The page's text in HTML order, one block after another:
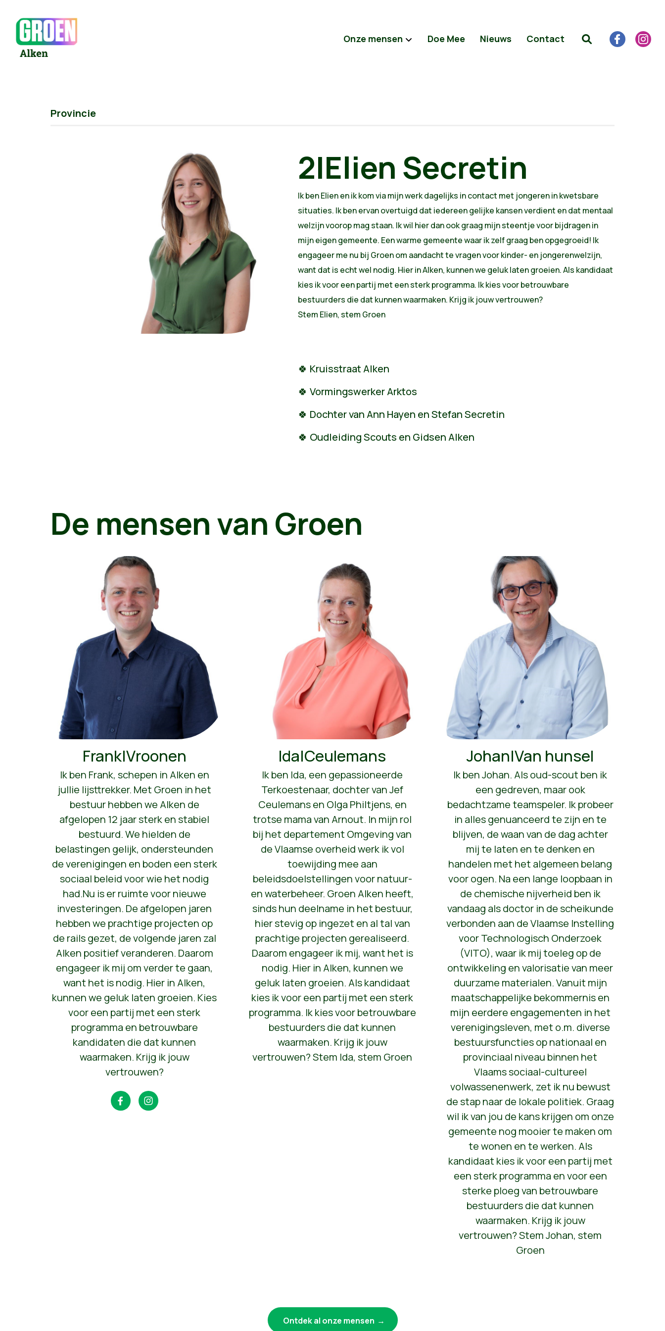
Onze mensen Doe Mee Nieuws Contact
Provincie
2|Elien Secretin
Ik ben Elien en ik kom via mijn werk dagelijks in contact met jongeren in kwetsbare
situaties. Ik ben ervan overtuigd dat iedereen gelijke kansen verdient en dat mentaal
welzijn voorop mag staan. Ik wil hier dan ook graag mijn steentje voor bijdragen in
mijn eigen gemeente. Een warme gemeente waar ik zelf graag ben opgegroeid! Ik
engageer me nu bij Groen om aandacht te vragen voor kinder- en jongerenwelzijn,
want dat is echt wel nodig. Hier in Alken, kunnen we geluk laten groeien. Als kandidaat
kies ik voor een partij met een sterk programma. Ik kies voor betrouwbare
bestuurders die dat kunnen waarmaken. Krijg ik jouw vertrouwen?
Stem Elien, stem Groen
🍀 Kruisstraat Alken
🍀 Vormingswerker Arktos
🍀 Dochter van Ann Hayen en Stefan Secretin
🍀 Oudleiding Scouts en Gidsen Alken
De mensen van Groen
Frank|Vroonen
Ik ben Frank, schepen in Alken en
jullie lijsttrekker. Met Groen in het
bestuur hebben we Alken de
afgelopen 12 jaar sterk en stabiel
bestuurd. We hielden de
belastingen gelijk, ondersteunden
de verenigingen en boden een sterk
sociaal beleid voor wie het nodig
had.Nu is er ruimte voor nieuwe
investeringen. De afgelopen jaren
hebben we prachtige projecten op
de rails gezet, de volgende jaren zal
Alken positief veranderen. Daarom
engageer ik mij om verder te gaan,
want het is nodig. Hier in Alken,
kunnen we geluk laten groeien. Kies
voor een partij met een sterk
programma en betrouwbare
kandidaten die dat kunnen
waarmaken. Krijg ik jouw
vertrouwen?
Ida|Ceulemans
Ik ben Ida, een gepassioneerde
Terkoestenaar, dochter van Jef
Ceulemans en Olga Philtjens, en
trotse mama van Arnout. In mijn rol
bij het departement Omgeving van
de Vlaamse overheid werk ik vol
toewijding mee aan
beleidsdoelstellingen voor natuur-
en waterbeheer. Groen Alken heeft,
sinds hun deelname in het bestuur,
hier stevig op ingezet en al tal van
prachtige projecten gerealiseerd.
Daarom engageer ik mij, want het is
nodig. Hier in Alken, kunnen we
geluk laten groeien. Als kandidaat
kies ik voor een partij met een sterk
programma. Ik kies voor betrouwbare
bestuurders die dat kunnen
waarmaken. Krijg ik jouw
vertrouwen? Stem Ida, stem Groen
Johan|Van hunsel
Ik ben Johan. Als oud-scout ben ik
een gedreven, maar ook
bedachtzame teamspeler. Ik probeer
in alles genuanceerd te zijn en te
blijven, de waan van de dag achter
mij te laten en te denken en
handelen met het algemeen belang
voor ogen. Na een lange loopbaan in
de chemische nijverheid ben ik
vandaag als doctor in de scheikunde
verbonden aan de Vlaamse Instelling
voor Technologisch Onderzoek
(VITO), waar ik mij toeleg op de
ontwikkeling en valorisatie van meer
duurzame materialen. Vanuit mijn
maatschappelijke bekommernis en
mijn eerdere engagementen in het
verenigingsleven, met o.m. diverse
bestuursfuncties op nationaal en
provinciaal niveau binnen het
Vlaams sociaal-cultureel
volwassenenwerk, zet ik nu bewust
de stap naar de lokale politiek. Graag
wil ik van jou de kans krijgen om onze
gemeente nog mooier te maken om
te wonen en te werken. Als
kandidaat kies ik voor een partij met
een sterk programma en voor een
sterke ploeg van betrouwbare
bestuurders die dat kunnen
waarmaken. Krijg ik jouw
vertrouwen? Stem Johan, stem
Groen
Ontdek al onze mensen